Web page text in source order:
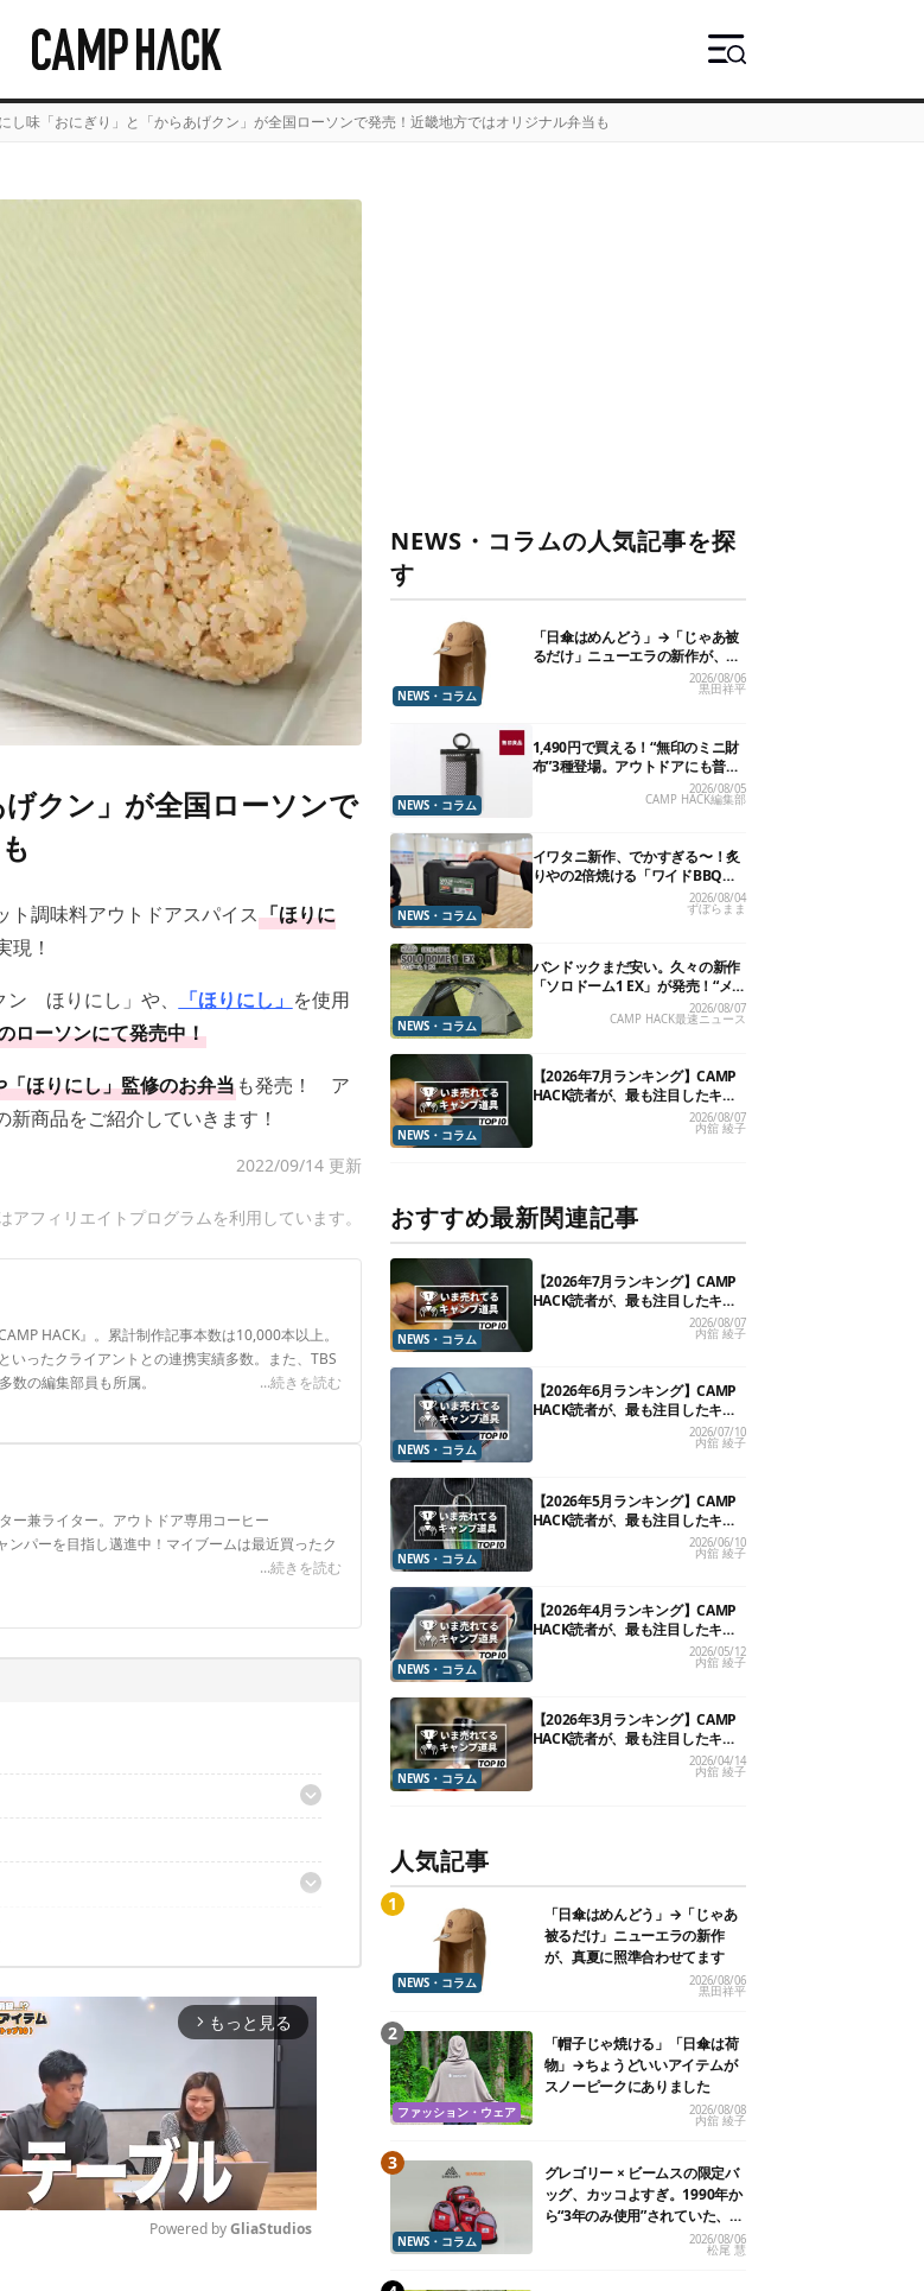
し味「おにぎり」と「からあげクン」が全国ローソンで発売！近畿地方ではオリジナル弁当も
クン」が全国ローソンで
ト調味料アウトドアスパイス「ほりに
現！
ン ほりにし」や、
「ほりにし」 を使用
ローソンにて発売中！
ほりにし」監修のお弁当も発売！ ア
商品をご紹介していきます！
2022/09/14 更新
アフィリエイトプログラムを利用しています。
HACK』。累計制作記事本数は10,000本以上。
ったクライアントとの連携実績多数。また、TBS
数の編集部員も所属。
...続きを読む
ー兼ライター。アウトドア専用コーヒー
ンパーを目指し邁進中！マイブームは最近買ったク
...続きを読む
arrow_forward_ios もっと見る
Powered by GliaStudios
NEWS・コラムの人気記事を探
す
NEWS・コラム
「日傘はめんどう」→「じゃあ被
るだけ」ニューエラの新作が、真
2026/08/06
黒田祥平
NEWS・コラム
1,490円で買える！“無印のミニ財
布”3種登場。アウトドアにも普段
2026/08/05
CAMP HACK編集部
NEWS・コラム
イワタニ新作、でかすぎる〜！炙
りやの2倍焼ける「ワイドBBQグ
リル」で“豪快焼肉”できるよ【再
販開始】
2026/08/04
ずぼらまま
NEWS・コラム
バンドックまだ安い。久々の新作
「ソロドーム1 EX」が発売！“メ
ッシュインナー”だけでも使える
よ【防災も◎】
2026/08/07
CAMP HACK最速ニュース
NEWS・コラム
【2026年7月ランキング】CAMP
HACK読者が、最も注目したキャ
2026/08/07
内舘 綾子
おすすめ最新関連記事
NEWS・コラム
【2026年7月ランキング】CAMP
HACK読者が、最も注目したキャ
2026/08/07
内舘 綾子
NEWS・コラム
【2026年6月ランキング】CAMP
HACK読者が、最も注目したキャ
2026/07/10
内舘 綾子
NEWS・コラム
【2026年5月ランキング】CAMP
HACK読者が、最も注目したキャ
ンプ道具TOP10
2026/06/10
内舘 綾子
NEWS・コラム
【2026年4月ランキング】CAMP
HACK読者が、最も注目したキャ
ンプ道具TOP10
2026/05/12
内舘 綾子
NEWS・コラム
【2026年3月ランキング】CAMP
HACK読者が、最も注目したキャ
ンプ道具TOP10
2026/04/14
内舘 綾子
人気記事
NEWS・コラム
「日傘はめんどう」→「じゃあ
被るだけ」ニューエラの新作
が、真夏に照準合わせてます
2026/08/06
黒田祥平
ファッション・ウェア
「帽子じゃ焼ける」「日傘は荷
物」→ちょうどいいアイテムが
スノーピークにありました
2026/08/08
内舘 綾子
NEWS・コラム
グレゴリー × ビームスの限定バ
ッグ、カッコよすぎ。1990年か
ら“3年のみ使用”されていた、紫
2026/08/06
松尾 慧